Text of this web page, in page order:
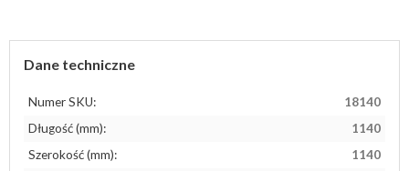
Dane techniczne
Numer SKU:
18140
Długość (mm):
1140
Szerokość (mm):
1140